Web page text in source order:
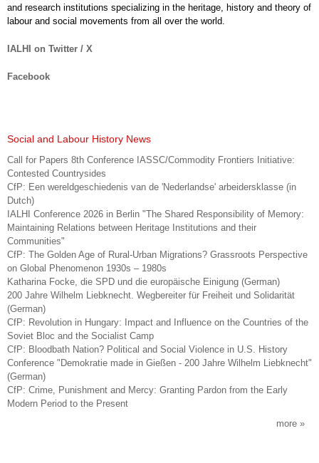
and research institutions specializing in the heritage, history and theory of
labour and social movements from all over the world.
IALHI on Twitter / X
Facebook
Social and Labour History News
Call for Papers 8th Conference IASSC/Commodity Frontiers Initiative:
Contested Countrysides
CfP: Een wereldgeschiedenis van de 'Nederlandse' arbeidersklasse (in
Dutch)
IALHI Conference 2026 in Berlin "The Shared Responsibility of Memory:
Maintaining Relations between Heritage Institutions and their
Communities"
CfP: The Golden Age of Rural-Urban Migrations? Grassroots Perspective
on Global Phenomenon 1930s – 1980s
Katharina Focke, die SPD und die europäische Einigung (German)
200 Jahre Wilhelm Liebknecht. Wegbereiter für Freiheit und Solidarität
(German)
CfP: Revolution in Hungary: Impact and Influence on the Countries of the
Soviet Bloc and the Socialist Camp
CfP: Bloodbath Nation? Political and Social Violence in U.S. History
Conference "Demokratie made in Gießen - 200 Jahre Wilhelm Liebknecht"
(German)
CfP: Crime, Punishment and Mercy: Granting Pardon from the Early
Modern Period to the Present
more